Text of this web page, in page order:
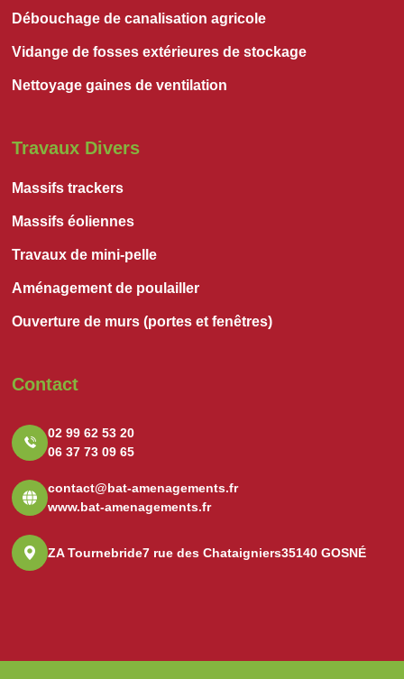
Débouchage de canalisation agricole
Vidange de fosses extérieures de stockage
Nettoyage gaines de ventilation
Travaux Divers
Massifs trackers
Massifs éoliennes
Travaux de mini-pelle
Aménagement de poulailler
Ouverture de murs (portes et fenêtres)
Contact
02 99 62 53 20
06 37 73 09 65
contact@bat-amenagements.fr
www.bat-amenagements.fr
ZA Tournebride7 rue des Chataigniers35140 GOSNÉ